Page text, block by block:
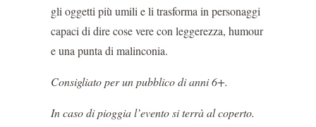
gli oggetti più umili e li trasforma in personaggi
capaci di dire cose vere con leggerezza, humour
e una punta di malinconia.
Consigliato per un pubblico di anni 6+.
In caso di pioggia l’evento si terrà al coperto.